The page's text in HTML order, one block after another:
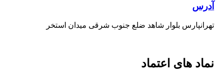
آدرس
تهرانپارس بلوار شاهد ضلع جنوب شرقی میدان استخر
نماد های اعتماد